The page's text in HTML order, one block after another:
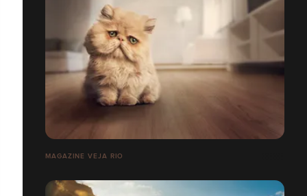
MAGAZINE VEJA RIO